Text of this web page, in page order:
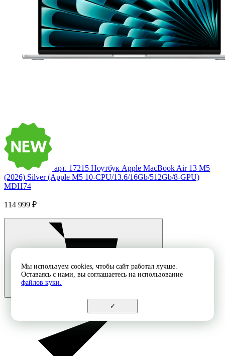
арт. 17215 Ноутбук Apple MacBook Air 13 M5
(2026) Silver (Apple M5 10-CPU/13.6/16Gb/512Gb/8-GPU)
MDH74
114 999 ₽
Мы используем cookies, чтобы сайт работал лучше.
Оставаясь с нами, вы соглашаетесь на использование
файлов куки.
✓